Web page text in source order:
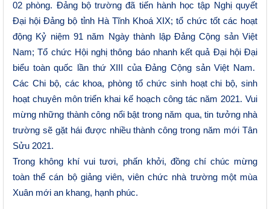
02 phòng. Đảng bộ trường đã tiến hành học tập Nghị quyết
Đại hội Đảng bộ tỉnh Hà Tĩnh Khoá XIX; tổ chức tốt các hoạt
động Kỷ niệm 91 năm Ngày thành lập Đảng Cộng sản Việt
Nam; Tổ chức Hội nghị thông báo nhanh kết quả Đại hội Đại
biểu toàn quốc lần thứ XIII của Đảng Cộng sản Việt Nam.
Các Chi bộ, các khoa, phòng tổ chức sinh hoạt chi bộ, sinh
hoạt chuyên môn triển khai kế hoạch công tác năm 2021. Vui
mừng những thành công nổi bật trong năm qua, tin tưởng nhà
trường sẽ gặt hái được nhiều thành công trong năm mới Tân
Sửu 2021.
Trong không khí vui tươi, phấn khởi, đồng chí chúc mừng
toàn thể cán bộ giảng viên, viên chức nhà trường một mùa
Xuân mới an khang, hạnh phúc.